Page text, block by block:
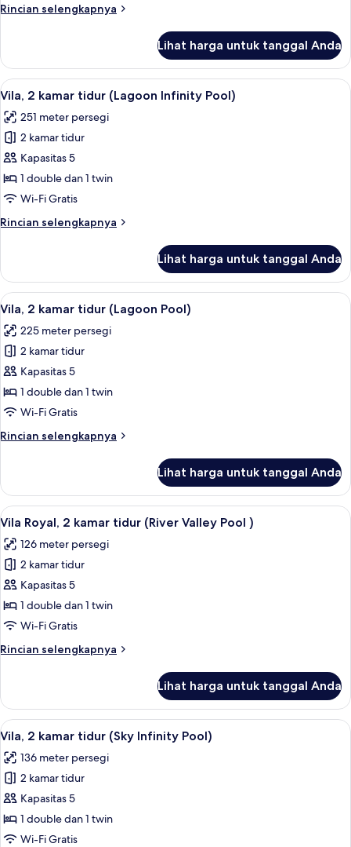
kolam
Rincian selengkapnya
Rincian
Vila,
kamar
kolam
renang
Lihat harga untuk tanggal Anda
Lihat
semua
foto
untuk
Vila,
2
kamar
(Lagoon
Vila, 2 kamar tidur (Lagoon Infinity
5
Vila, 2 kamar tidur (Lagoon Infinity Pool)
251 meter persegi
2 kamar tidur
Kapasitas 5
1 double dan 1 twin
Wi-Fi Gratis
Rincian selengkapnya
Rincian
Vila,
kamar
(Lagoon
Infinity
Lihat harga untuk tanggal Anda
Lihat
semua
foto
untuk
Vila,
2
kamar
(Lagoon
Vila, 2 kamar tidur (Lagoon Pool) |
8
Vila, 2 kamar tidur (Lagoon Pool)
225 meter persegi
2 kamar tidur
Kapasitas 5
1 double dan 1 twin
Wi-Fi Gratis
Rincian selengkapnya
Rincian
Vila,
kamar
(Lagoon
Pool)
Lihat harga untuk tanggal Anda
Lihat
semua
foto
untuk
Vila
Royal,
2
tidur
Pool
)
Vila Royal, 2 kamar tidur (River
6
Vila Royal, 2 kamar tidur (River Valley Pool )
126 meter persegi
2 kamar tidur
Kapasitas 5
1 double dan 1 twin
Wi-Fi Gratis
Rincian selengkapnya
Rincian
Vila
Royal,
2
tidur
(River
Pool
Lihat harga untuk tanggal Anda
Lihat
semua
foto
untuk
Vila,
2
kamar
Seprai premium, bantalan ekstra
16
Vila, 2 kamar tidur (Sky Infinity Pool)
136 meter persegi
2 kamar tidur
Kapasitas 5
1 double dan 1 twin
Wi-Fi Gratis